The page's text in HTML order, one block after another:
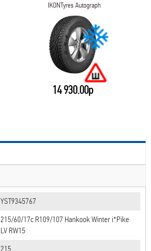
IKONTyres Autograph
Ice C3
14 930.00р
YST9345767
215/60/17c R109/107 Hankook Winter i*Pike
LV RW15
215